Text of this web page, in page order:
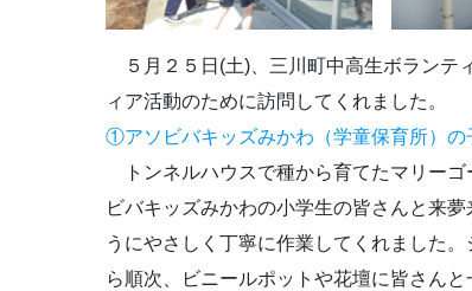
５月２５日(土)、三川町中高生ボランテ
ィア活動のために訪問してくれました。
①アソビバキッズみかわ（学童保育所）の
トンネルハウスで種から育てたマリーゴ
ビバキッズみかわの小学生の皆さんと来
うにやさしく丁寧に作業してくれました
ら順次、ビニールポットや花壇に皆さん